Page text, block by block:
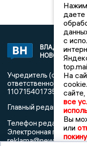
НОВОСТИ
Учредитель
ответственностью
1107154017354)
Главный редактор:
Телефон редакции:8
Электронная почта
даете
с
На
все
Вы
или